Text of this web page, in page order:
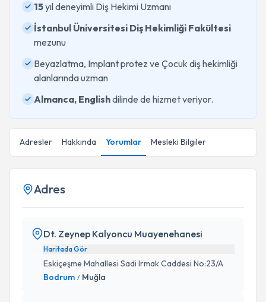
15yıl deneyimli Diş Hekimi Uzmanı
İstanbul Üniversitesi Diş Hekimliği Fakültesi
mezunu
Beyazlatma, Implant protez ve Çocuk diş hekimliği
alanlarında uzman
Almanca, Englishdilinde de hizmet veriyor.
Adresler Hakkında Yorumlar Mesleki Bilgiler
Adres
Dt. Zeynep Kalyoncu Muayenehanesi
Haritada Gör
Eskiçeşme Mahallesi Sadi Irmak Caddesi No:23/A
Bodrum / Muğla